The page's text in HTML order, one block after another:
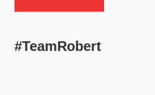
#TeamRobert